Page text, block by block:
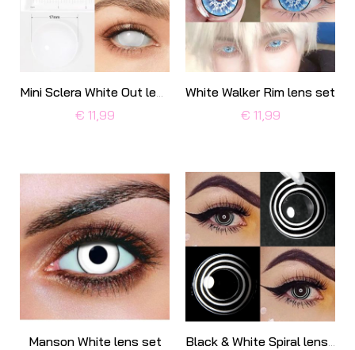
Mini Sclera White Out lens set
€ 11,99
White Walker Rim lens set
€ 11,99
Manson White lens set
Black & White Spiral lens set